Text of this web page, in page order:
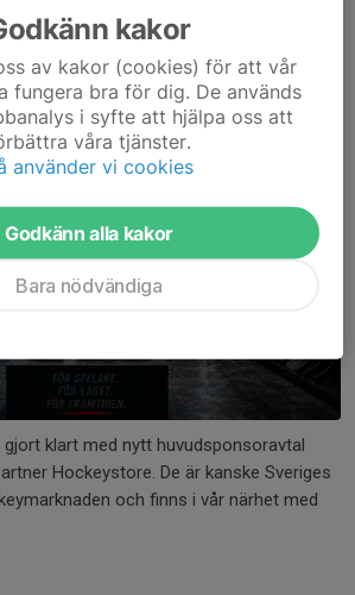
kommentarer
klart med nytt huvudsponsoravtal
Hockeystore. De är kanske Sveriges
och finns i vår närhet med
kakor
av kakor (cookies) för att vår
fungera bra för dig. De används
i syfte att hjälpa oss att
våra tjänster.
använder vi cookies
Godkänn alla kakor
Bara nödvändiga